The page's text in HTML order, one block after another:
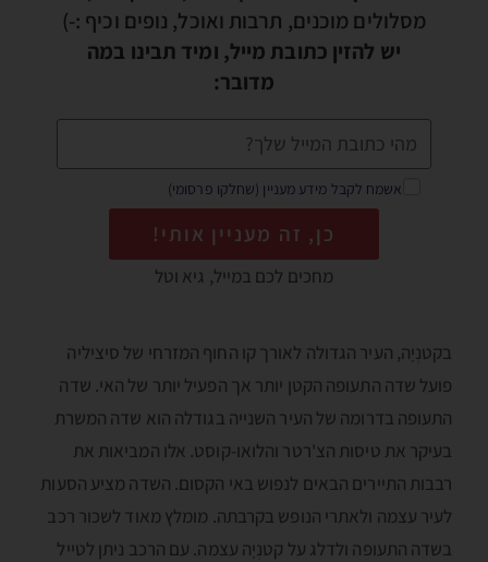
מסלולים מוכנים, תרבות ואוכל, נופים וכיף :-)
יש להזין כתובת מייל, ומיד תבינו במה
מדובר:
אשמח לקבל מידע מעניין (שחלקו פרסומי)
כן, זה מעניין אותי!
מחכים לכם במייל, גיא וטל
בקטנְיָה, העיר הגדולה לאורך קו החוף המזרחי של סיציליה
פועל שדה התעופה הקטן יותר אך הפעיל יותר של האי. שדה
התעופה בדרומה של העיר השנייה בגודלה הוא שדה המשרת
בעיקר את טיסות הצ'רטר והלואו-קוסט. אלו המביאות את
רבבות התיירים הבאים לנפוש באי הקסום. השדה מציע הסעות
לעיר עצמה ולאתרי הנופש בקרבתה. מומלץ מאוד לשכור רכב
בשדה התעופה ולדלג על קטנְיָה עצמה. עם הרכב ניתן לטייל